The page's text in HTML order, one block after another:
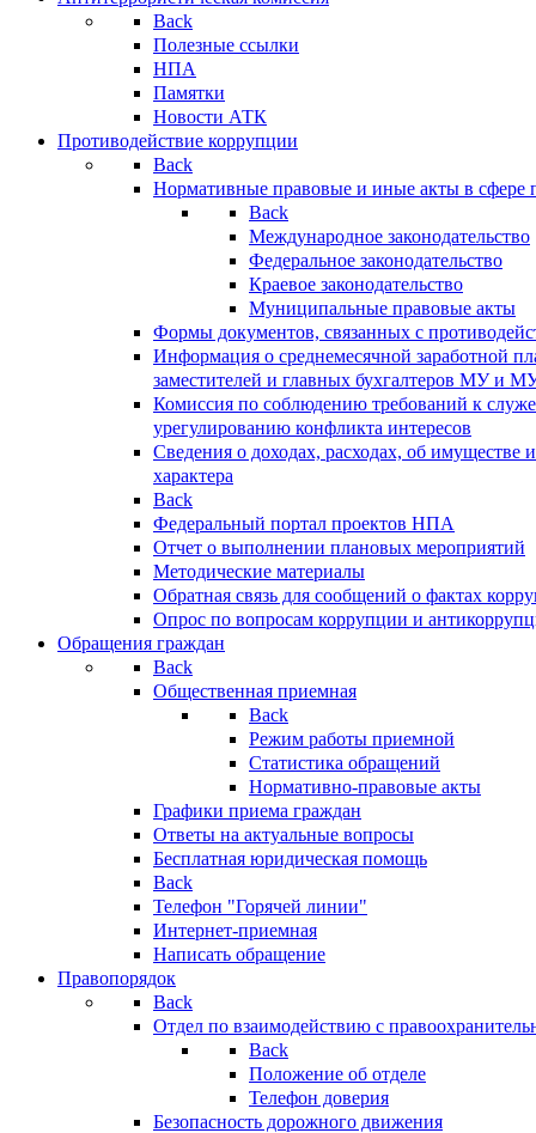
Back
Полезные ссылки
НПА
Памятки
Новости АТК
Противодействие коррупции
Back
Нормативные правовые и иные акты в сфере
Back
Международное законодательство
Федеральное законодательство
Краевое законодательство
Муниципальные правовые акты
Формы документов, связанных с
Информация о среднемесячной заработной
заместителей и главных бухгалтеров МУ и
Комиссия по соблюдению требований к
урегулированию конфликта интересов
Сведения о доходах, расходах, об имуществе
характера
Back
Федеральный портал проектов НПА
Отчет о выполнении плановых мероприятий
Методические материалы
Обратная связь для сообщений о фактах
Опрос по вопросам коррупции и
Обращения граждан
Back
Общественная приемная
Back
Режим работы приемной
Статистика обращений
Нормативно-правовые акты
Графики приема граждан
Ответы на актуальные вопросы
Бесплатная юридическая помощь
Back
Телефон "Горячей линии"
Интернет-приемная
Написать обращение
Правопорядок
Back
Отдел по взаимодействию с
Back
Положение об отделе
Телефон доверия
Безопасность дорожного движения